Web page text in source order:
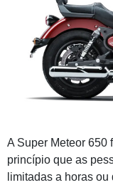
A Super Meteor 650
princípio que as
limitadas a horas